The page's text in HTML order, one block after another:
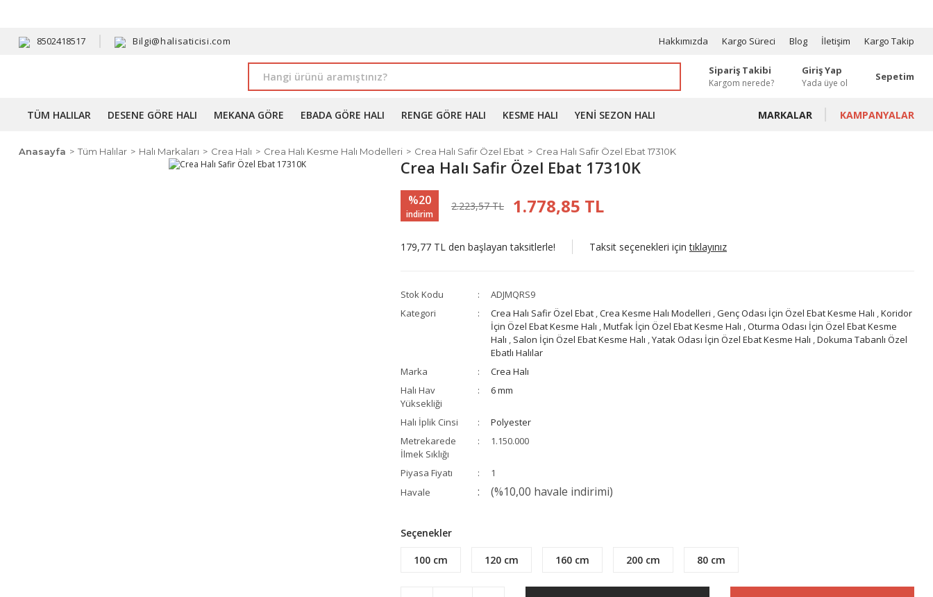
8502418517 Bilgi@halisaticisi.com Hakkımızda Kargo Süreci Blog İletişim Kargo Takip
Sipariş Takibi
Kargom nerede?
Giriş Yap
Yada üye ol
Sepetim
TÜM HALILAR DESENE GÖRE HALI MEKANA GÖRE EBADA GÖRE HALI RENGE GÖRE HALI KESME HALI YENI SEZON HALI MARKALAR KAMPANYALAR
Anasayfa Tüm Halılar Halı Markaları Crea Halı Crea Halı Kesme Halı Modelleri Crea Halı Safir Özel Ebat Crea Halı Safir Özel Ebat 17310K
Crea Halı Safir Özel Ebat 17310K
%20
indirim
2.223,57 TL 1.778,85 TL
179,77 TL den başlayan taksitlerle! Taksit seçenekleri içintıklayınız
Stok Kodu
ADJMQRS9
Kategori
Crea Halı Safir Özel Ebat ,Crea Kesme Halı Modelleri ,Genç Odası İçin Özel Ebat Kesme Halı ,Koridor
İçin Özel Ebat Kesme Halı ,Mutfak İçin Özel Ebat Kesme Halı ,Oturma Odası İçin Özel Ebat Kesme
Halı , Salon İçin Özel Ebat Kesme Halı ,Yatak Odası İçin Özel Ebat Kesme Halı ,Dokuma Tabanlı Özel
Ebatlı Halılar
Marka
Crea Halı
Halı Hav
Yüksekliği
6 mm
Halı İplik Cinsi
Polyester
Metrekarede
İlmek Sıklığı
1.150.000
Piyasa Fiyatı
1
Havale
(%10,00 havale indirimi)
Seçenekler
100 cm 120 cm 160 cm 200 cm 80 cm